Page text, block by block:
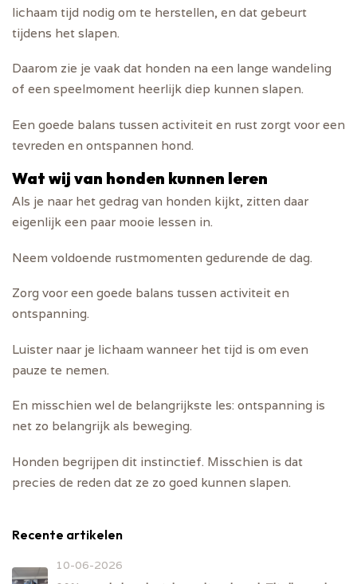
lichaam tijd nodig om te herstellen, en dat gebeurt
tijdens het slapen.
Daarom zie je vaak dat honden na een lange wandeling
of een speelmoment heerlijk diep kunnen slapen.
Een goede balans tussen activiteit en rust zorgt voor een
tevreden en ontspannen hond.
Wat wij van honden kunnen leren
Als je naar het gedrag van honden kijkt, zitten daar
eigenlijk een paar mooie lessen in.
Neem voldoende rustmomenten gedurende de dag.
Zorg voor een goede balans tussen activiteit en
ontspanning.
Luister naar je lichaam wanneer het tijd is om even
pauze te nemen.
En misschien wel de belangrijkste les: ontspanning is
net zo belangrijk als beweging.
Honden begrijpen dit instinctief. Misschien is dat
precies de reden dat ze zo goed kunnen slapen.
Recente artikelen
10-06-2026